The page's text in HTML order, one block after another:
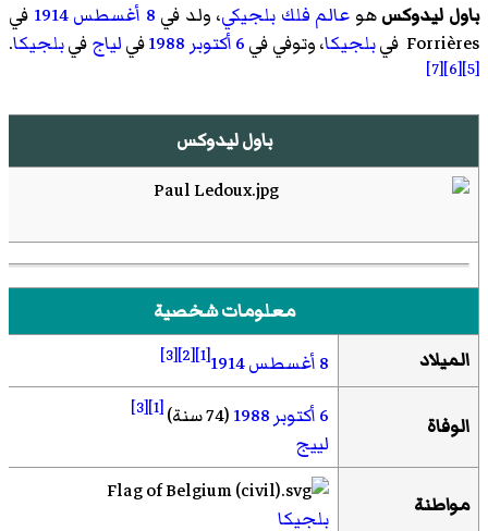
باول ليدوكسهو عالم فلك بلجيكي، ولد في 8 أغسطس 1914 في
Forrières في
بلجيكا، وتوفي في6 أكتوبر 1988فيلياجفيبلجيكا.
[5]
[6]
[7]
باول ليدوكس
معلومات شخصية
الميلاد
8 أغسطس 1914
[1]
[2]
[3]
الوفاة 6 أكتوبر 1988(74 سنة) [1]
[3]
لييج
مواطنة
بلجيكا